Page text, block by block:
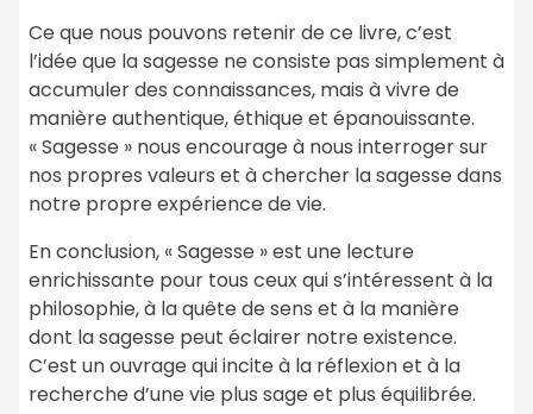
Ce que nous pouvons retenir de ce livre, c’est
l’idée que la sagesse ne consiste pas simplement à
accumuler des connaissances, mais à vivre de
manière authentique, éthique et épanouissante.
« Sagesse » nous encourage à nous interroger sur
nos propres valeurs et à chercher la sagesse dans
notre propre expérience de vie.
En conclusion, « Sagesse » est une lecture
enrichissante pour tous ceux qui s’intéressent à la
philosophie, à la quête de sens et à la manière
dont la sagesse peut éclairer notre existence.
C’est un ouvrage qui incite à la réflexion et à la
recherche d’une vie plus sage et plus équilibrée.